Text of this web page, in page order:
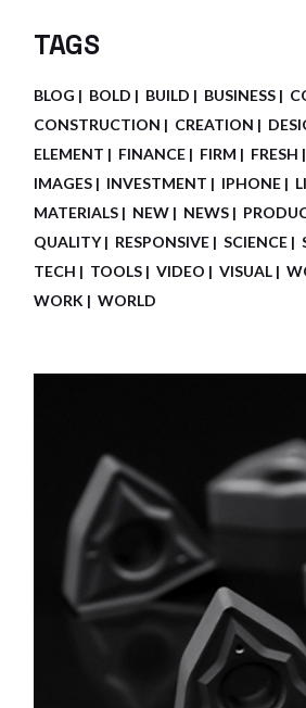
TAGS
BLOG BOLD BUILD BUSINESS
CONSTRUCTION
CREATION
ELEMENT
FINANCE FIRM FRESH
IMAGES
INVESTMENT IPHONE
MATERIALS
NEW NEWS
QUALITY
RESPONSIVE SCIENCE
TECH
TOOLS VIDEO VISUAL
WORK
WORLD